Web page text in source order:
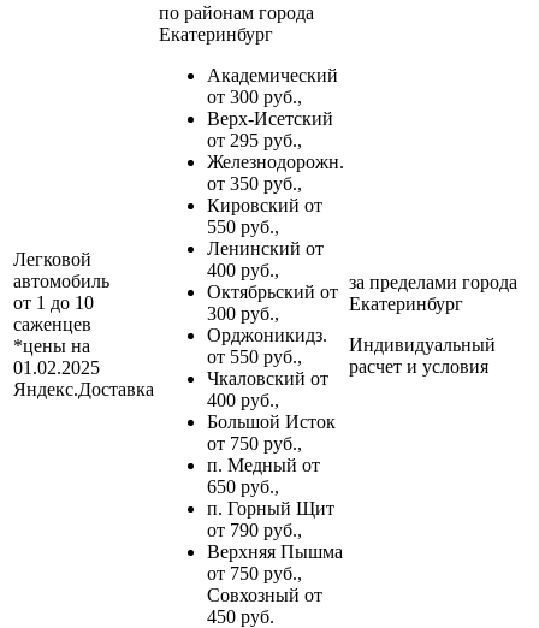
Легковой
автомобиль
от 1 до 10
саженцев
*цены на
01.02.2025
Яндекс.Доставка
по районам города
Екатеринбург
Академический
от 300 руб.,
Верх-Исетский
от 295 руб.,
Железнодорожн.
от 350 руб.,
Кировский от
550 руб.,
Ленинский от
400 руб.,
Октябрьский от
300 руб.,
Орджоникидз.
от 550 руб.,
Чкаловский от
400 руб.,
Большой Исток
от 750 руб.,
п. Медный от
650 руб.,
п. Горный Щит
от 790 руб.,
Верхняя Пышма
от 750 руб.,
Совхозный от
450 руб.
за пределами города
Екатеринбург
Индивидуальный
расчет и условия